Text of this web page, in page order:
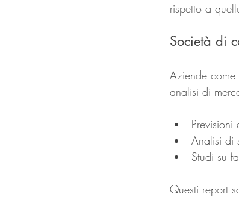
rispetto a
Società di
Aziende
analisi di
Analisi di
Studi su
Questi report